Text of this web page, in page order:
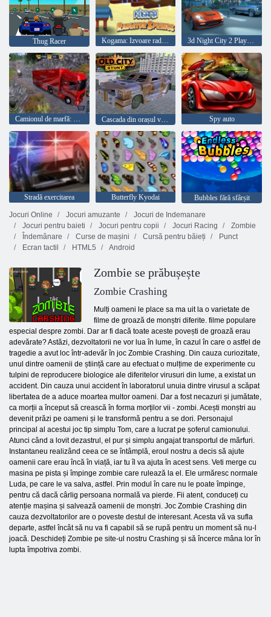
Thug Racer Kogama: Izvoare radiatoare 3d Night City 2 Player Racing
Camionul de marfă: Euro American Tour Cascada din orașul vechi Spy auto
Stradă exercitarea Butterfly Kyodai
Bubbles fără sfârșit
Jocuri Online
Jocuri amuzante
Jocuri de Indemanare
Jocuri pentru baieti
Jocuri pentru copii Jocuri Racing
Zombie
Îndemânare
Curse de mașini Cursă pentru băieți
Punct
Ecran tactil
HTML5 Android
Zombie se prăbușește
Zombie Crashing
Mulți oameni le place sa ma uit la o varietate de
filme de groază de monștri diferite. filme populare
especial despre zombi. Dar ar fi dacă toate aceste povești de groază erau
adevărate? Astăzi, dezvoltatorii ne vor lua în lume, în cazul în care o astfel de
tragedie a avut loc într-adevăr în joc Zombie Crashing. Din cauza curiozitate,
unul dintre oamenii de știință care au efectuat o mulțime de experimente cu
tulpini de reproducere biologice ale diferitelor virusuri din lume, a existat un
accident. Din cauza unui accident în laboratorul unuia dintre virusul a scăpat
libertatea de a aduce moartea multor oameni. Dar a fost necazuri și jumătate,
ca morții a început să crească în forma morților vii - zombi. Acești monștri au
devenit prăzi pe oameni și le transformă pentru a se dori. Personajul
principal al acestui joc tip simplu Tom, care a lucrat pe șoferul camionului.
Atunci când a lovit dezastrul, el pur și simplu angajat transportul de mărfuri.
Instantaneu realizând ceea ce se întâmplă, eroul nostru a decis să ajute
oamenii care erau încă în viață, iar tu îl va ajuta în acest sens. Veti merge cu
masina pe pista și împinge zombie care rulează la el. Ele urmăresc normale
Luda, pe care le va salva, astfel. Prin modul în care nu le poate împinge,
pentru că dacă cârlig persoana normală va pierde. Fii atent, conduceți cu
atenție mașina și salvează oamenii de monștri. Joc Zombie Crashing din
cauza dezvoltatorilor are o poveste destul de interesant. Acesta vă va sufla
departe, astfel încât să nu va fi capabil să se rupă pentru un moment să nu-l
joacă. Deschideți Zombie pe site-ul nostru Crashing și să încerce mâna lor în
lupta împotriva zombi.